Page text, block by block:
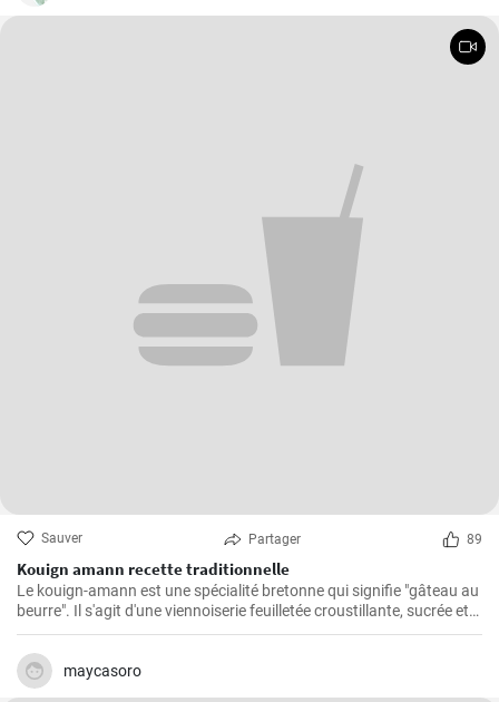
Sauver Partager 89
Kouign amann recette traditionnelle
Le kouign-amann est une spécialité bretonne qui signifie "gâteau au
beurre". Il s'agit d'une viennoiserie feuilletée croustillante, sucrée et
beurrée à souhait. Bien qu'il soit un peu complexe à réaliser, le
résultat en vaut vraiment la peine !
maycasoro